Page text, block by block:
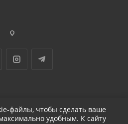
МАРКЕТ АВТОНОВЬЕ
файлы, чтобы сделать ваше
удобным. К cайту